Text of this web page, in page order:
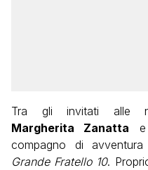
Tra gli invitati alle
Margherita Zanatta
compagno di
Grande Fratello 10.